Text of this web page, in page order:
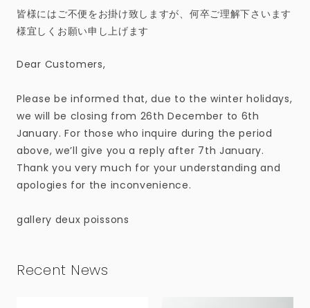
皆様にはご不便をお掛け致しますが、何卒ご理解下さいます
様宜しくお願い申し上げます
Dear Customers,
Please be informed that, due to the winter holidays,
we will be closing from 26th December to 6th
January. For those who inquire during the period
above, we’ll give you a reply after 7th January.
Thank you very much for your understanding and
apologies for the inconvenience.
gallery deux poissons
Recent News